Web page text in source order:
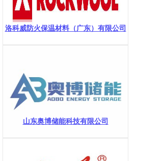
洛科威防火保温材料（广东）有限公司
山东奥博储能科技有限公司